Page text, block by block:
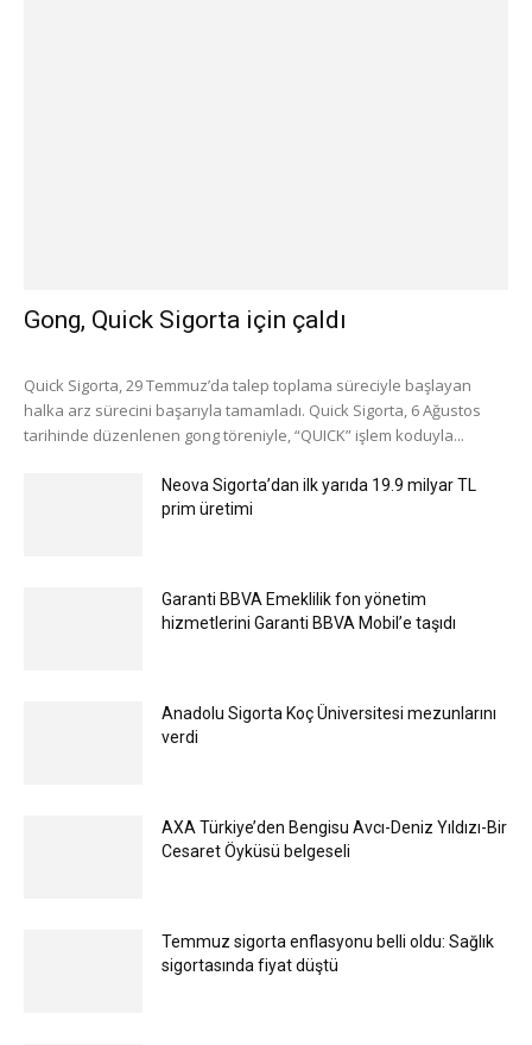
Gong, Quick Sigorta için çaldı
Quick Sigorta, 29 Temmuz’da talep toplama süreciyle başlayan
halka arz sürecini başarıyla tamamladı. Quick Sigorta, 6 Ağustos
tarihinde düzenlenen gong töreniyle, “QUICK” işlem koduyla...
Neova Sigorta’dan ilk yarıda 19.9 milyar TL
prim üretimi
Garanti BBVA Emeklilik fon yönetim
hizmetlerini Garanti BBVA Mobil’e taşıdı
Anadolu Sigorta Koç Üniversitesi mezunlarını
verdi
AXA Türkiye’den Bengisu Avcı-Deniz Yıldızı-Bir
Cesaret Öyküsü belgeseli
Temmuz sigorta enflasyonu belli oldu: Sağlık
sigortasında fiyat düştü